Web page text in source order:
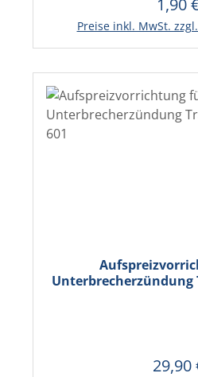
Preise inkl. MwSt.
In den
Unterbrecherzündung
29,90